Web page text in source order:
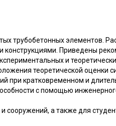
трубобетонных элементов.
конструкциями. Приведены
и
теоретической оценки
при кратковременном и
с помощью
сооружений, а также для